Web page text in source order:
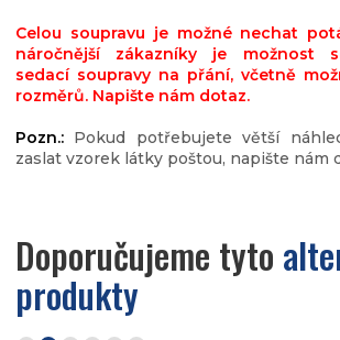
Celou soupravu je možné nechat
náročnější zákazníky je možnost
sedací soupravy na přání, včetně
rozměrů. Napište nám dotaz.
Pozn.: Pokud potřebujete větší
zaslat vzorek látky poštou, napište nám
Doporučujeme tyto
produkty